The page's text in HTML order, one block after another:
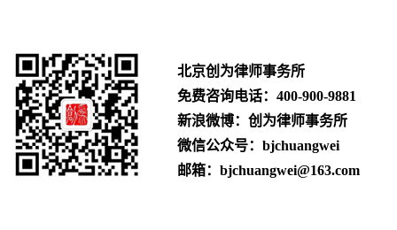
北京创为律师事务所
免费咨询电话： 400-900-9881
新浪微博：创为律师事务所
微信公众号：bjchuangwei
邮箱：bjchuangwei@163.com